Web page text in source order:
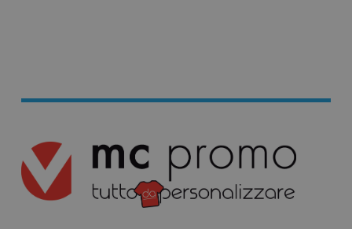
Strettamente necessari
Performance
Non classificati